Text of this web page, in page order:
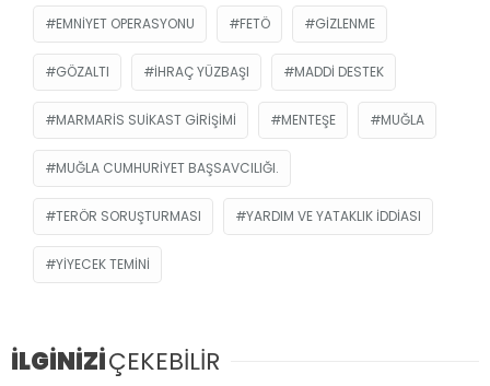
EMNIYET OPERASYONU FETÖ GIZLENME
GÖZALTI IHRAÇ YÜZBAŞI MADDI DESTEK
MARMARIS SUIKAST GIRIŞIMI MENTEŞE MUĞLA
MUĞLA CUMHURIYET BAŞSAVCILIĞI.
TERÖR SORUŞTURMASI YARDIM VE YATAKLIK IDDIASI
YIYECEK TEMINI
İLGİNİZİÇEKEBİLİR